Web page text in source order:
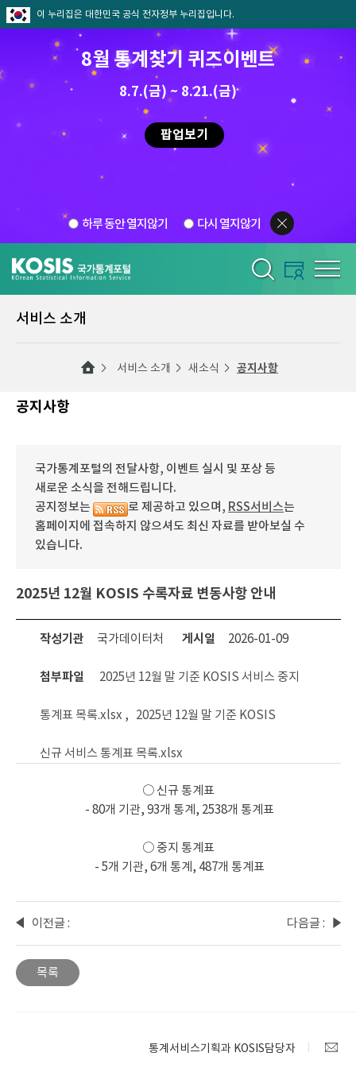
이 누리집은 대한민국 공식 전자정부 누리집입니다.
8월 통계찾기 퀴즈이벤트
8.7.(금) ~ 8.21.(금)
팝업보기
하루 동안 열지않기 다시 열지않기
서비스 소개
서비스 소개 새소식 공지사항
공지사항
국가통계포털의 전달사항, 이벤트 실시 및 포상 등
새로운 소식을 전해드립니다.
공지정보는
로 제공하고 있으며, RSS서비스는
홈페이지에 접속하지 않으셔도 최신 자료를 받아보실 수
있습니다.
2025년 12월 KOSIS 수록자료 변동사항 안내
작성기관 국가데이터처 게시일 2026-01-09
첨부파일 2025년 12월 말 기준 KOSIS 서비스 중지
통계표 목록.xlsx , 2025년 12월 말 기준 KOSIS
신규 서비스 통계표 목록.xlsx
○ 신규 통계표
- 80개 기관, 93개 통계, 2538개 통계표
○ 중지 통계표
- 5개 기관, 6개 통계, 487개 통계표
이전글 :
기업생
멸행정
통계
다음글 :
2025년
현행화
목록
통계서비스기획과 KOSIS담당자